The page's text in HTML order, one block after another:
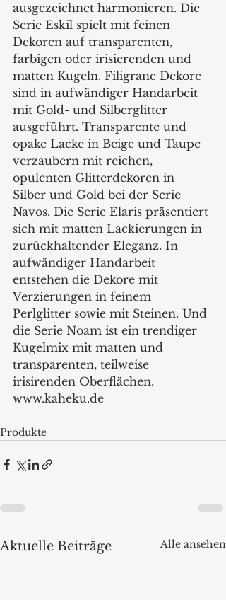
ausgezeichnet harmonieren. Die
Serie Eskil spielt mit feinen
Dekoren auf transparenten,
farbigen oder irisierenden und
matten Kugeln. Filigrane Dekore
sind in aufwändiger Handarbeit
mit Gold- und Silberglitter
ausgeführt. Transparente und
opake Lacke in Beige und Taupe
verzaubern mit reichen,
opulenten Glitterdekoren in
Silber und Gold bei der Serie
Navos. Die Serie Elaris präsentiert
sich mit matten Lackierungen in
zurückhaltender Eleganz. In
aufwändiger Handarbeit
entstehen die Dekore mit
Verzierungen in feinem
Perlglitter sowie mit Steinen. Und
die Serie Noam ist ein trendiger
Kugelmix mit matten und
transparenten, teilweise
irisirenden Oberflächen.
www.kaheku.de
Produkte
Aktuelle Beiträge Alle ansehen